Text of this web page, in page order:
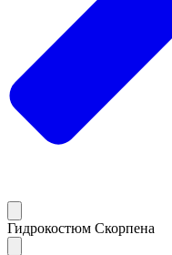
Гидрокостюм Скорпена